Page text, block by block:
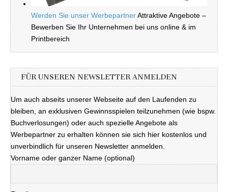
Werden Sie unser WerbepartnerAttraktive Angebote –
Bewerben Sie Ihr Unternehmen bei uns online & im
Printbereich
FÜR UNSEREN NEWSLETTER ANMELDEN
Um auch abseits unserer Webseite auf den Laufenden zu
bleiben, an exklusiven Gewinnsspielen teilzunehmen (wie bspw.
Buchverlosungen) oder auch spezielle Angebote als
Werbepartner zu erhalten können sie sich hier kostenlos und
unverbindlich für unseren Newsletter anmelden.
Vorname oder ganzer Name (optional)